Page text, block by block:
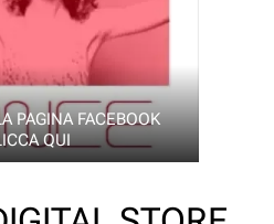
PAGINA FACEBOOK
QUI